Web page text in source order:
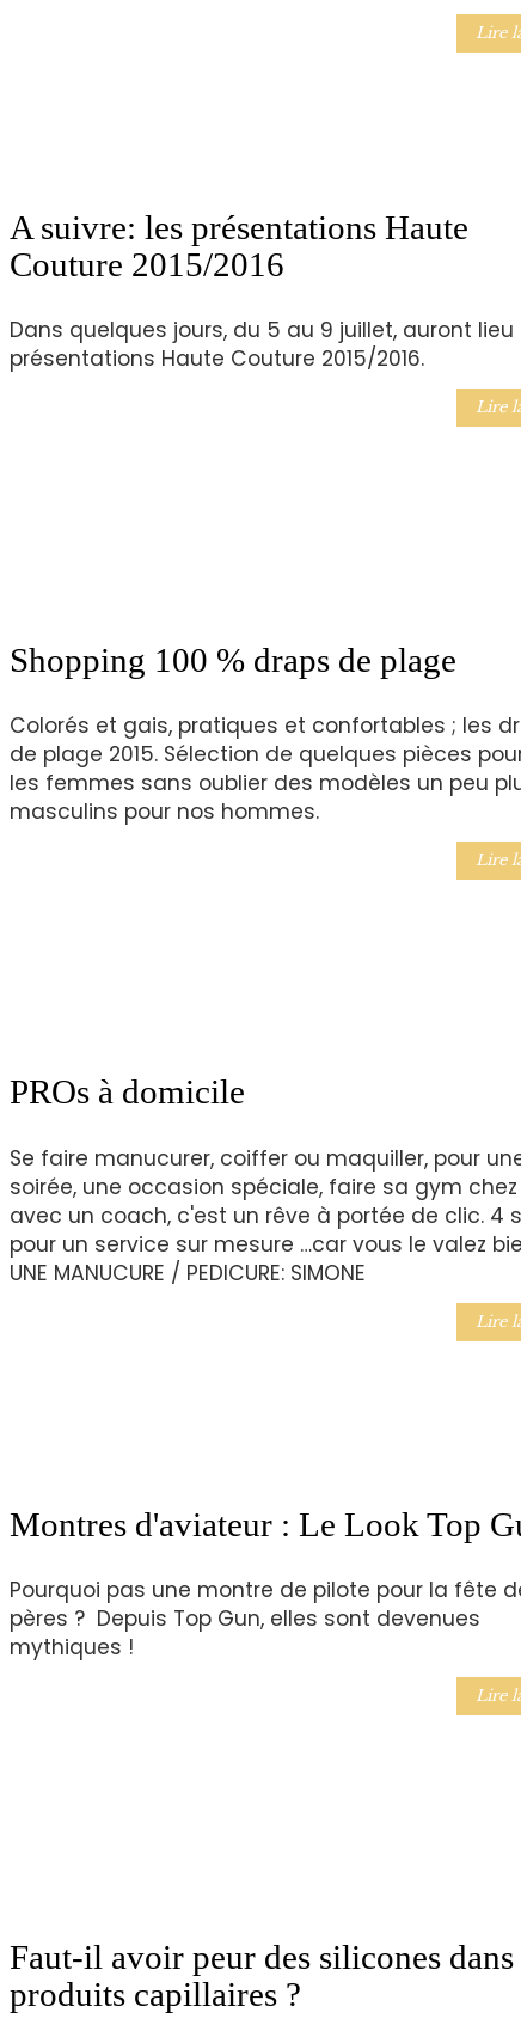
Lire
A suivre: les présentations Haute
Couture 2015/2016
Dans quelques jours, du 5 au 9 juillet, auront lieu
présentations Haute Couture 2015/2016.
Lire
Shopping 100 % draps de plage
Colorés et gais, pratiques et confortables ; les
de plage 2015. Sélection de quelques pièces
les femmes sans oublier des modèles un peu
masculins pour nos hommes.
Lire
PROs à domicile
Se faire manucurer, coiffer ou maquiller, pour
soirée, une occasion spéciale, faire sa gym
avec un coach, c'est un rêve à portée de clic. 4
pour un service sur mesure …car vous le valez
UNE MANUCURE / PEDICURE: SIMONE
Lire
Montres d'aviateur : Le Look Top
Pourquoi pas une montre de pilote pour la fête
pères ? Depuis Top Gun, elles sont devenues
mythiques !
Lire
Faut-il avoir peur des silicones dans
produits capillaires ?